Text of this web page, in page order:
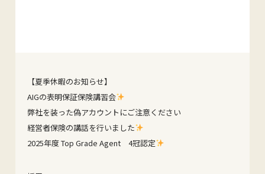
【夏季休暇のお知らせ】
AIGの表明保証保険講習会
弊社を装った偽アカウントにご注意ください
経営者保険の講話を行いました
2025年度 Top Grade Agent 4冠認定